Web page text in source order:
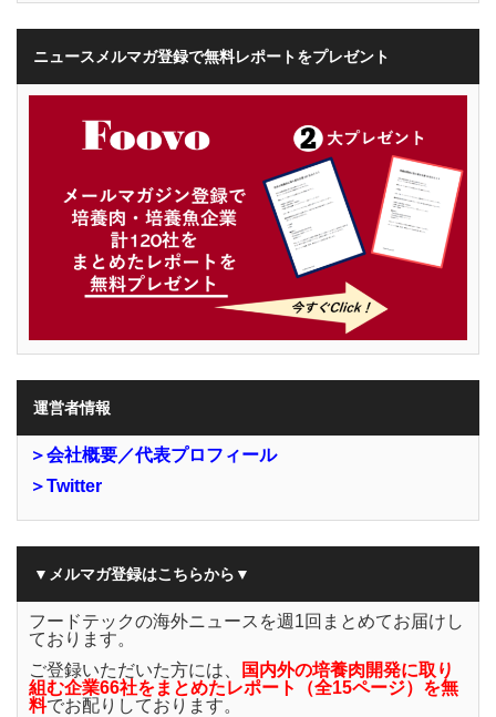
ニュースメルマガ登録で無料レポートをプレゼント
運営者情報
＞会社概要／代表プロフィール
＞Twitter
▼メルマガ登録はこちらから▼
フードテックの海外ニュースを週1回まとめてお届けし
ております。
ご登録いただいた方には、
国内外の培養肉開発に取り
組む企業66社をまとめたレポート（全15ページ）を無
料でお配りしております。